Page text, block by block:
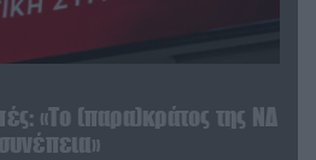
«Το (παρα)κράτος της ΝΔ